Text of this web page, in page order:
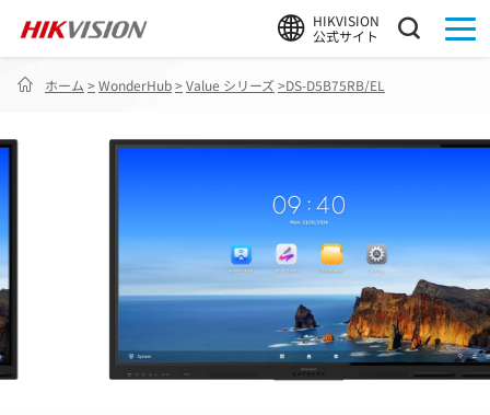
HIKVISION
公式サイト
ホーム >WonderHub>Value シリーズ>DS-D5B75RB/EL